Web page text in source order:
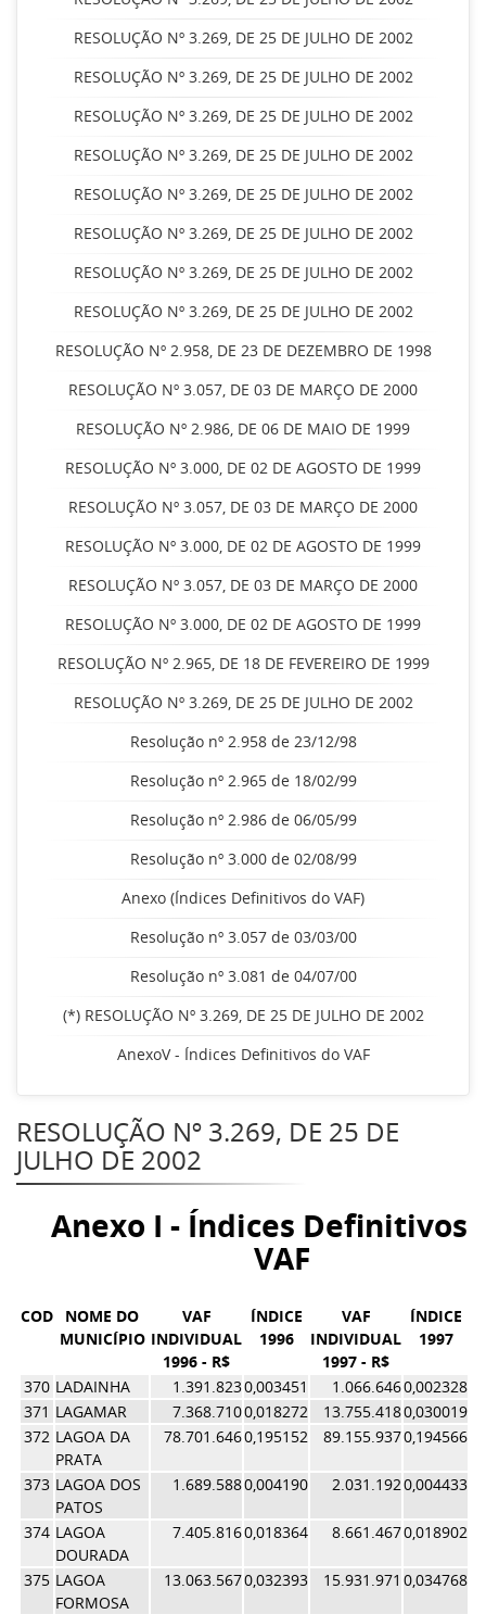
RESOLUÇÃO Nº 3.269, DE 25 DE JULHO DE 2002
RESOLUÇÃO Nº 3.269, DE 25 DE JULHO DE 2002
RESOLUÇÃO Nº 3.269, DE 25 DE JULHO DE 2002
RESOLUÇÃO Nº 3.269, DE 25 DE JULHO DE 2002
RESOLUÇÃO Nº 3.269, DE 25 DE JULHO DE 2002
RESOLUÇÃO Nº 3.269, DE 25 DE JULHO DE 2002
RESOLUÇÃO Nº 3.269, DE 25 DE JULHO DE 2002
RESOLUÇÃO Nº 3.269, DE 25 DE JULHO DE 2002
RESOLUÇÃO Nº 2.958, DE 23 DE DEZEMBRO DE 1998
RESOLUÇÃO Nº 3.057, DE 03 DE MARÇO DE 2000
RESOLUÇÃO Nº 2.986, DE 06 DE MAIO DE 1999
RESOLUÇÃO Nº 3.000, DE 02 DE AGOSTO DE 1999
RESOLUÇÃO Nº 3.057, DE 03 DE MARÇO DE 2000
RESOLUÇÃO Nº 3.000, DE 02 DE AGOSTO DE 1999
RESOLUÇÃO Nº 3.057, DE 03 DE MARÇO DE 2000
RESOLUÇÃO Nº 3.000, DE 02 DE AGOSTO DE 1999
RESOLUÇÃO Nº 2.965, DE 18 DE FEVEREIRO DE 1999
RESOLUÇÃO Nº 3.269, DE 25 DE JULHO DE 2002
Resolução nº 2.958 de 23/12/98
Resolução nº 2.965 de 18/02/99
Resolução nº 2.986 de 06/05/99
Resolução nº 3.000 de 02/08/99
Anexo (Índices Definitivos do VAF)
Resolução nº 3.057 de 03/03/00
Resolução nº 3.081 de 04/07/00
(*) RESOLUÇÃO Nº 3.269, DE 25 DE JULHO DE 2002
AnexoV - Índices Definitivos do VAF
RESOLUÇÃO Nº 3.269, DE 25 DE
JULHO DE 2002
Anexo I - Índices Definitivos
VAF
COD
NOME DO
MUNICÍPIO
VAF
INDIVIDUAL
1996 - R$
ÍNDICE
1996
VAF
INDIVIDUAL
1997 - R$
ÍNDICE
1997
370 LADAINHA 1.391.8230,003451 1.066.6460,002328
371 LAGAMAR 7.368.7100,018272 13.755.4180,030019
372 LAGOA DA
PRATA
78.701.6460,195152 89.155.9370,194566
373 LAGOA DOS
PATOS
1.689.5880,004190 2.031.1920,004433
374 LAGOA
DOURADA
7.405.8160,018364 8.661.4670,018902
375 LAGOA
FORMOSA
13.063.5670,032393 15.931.971 0,034768